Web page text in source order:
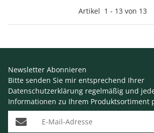
Artikel 1 - 13 von 13
Newsletter Abonnieren
Bitte senden Sie mir entsprechend Ihrer
Datenschutzerklärung regelmäßig und
Informationen zu Ihrem Produktsortiment
E-Mail-Adresse